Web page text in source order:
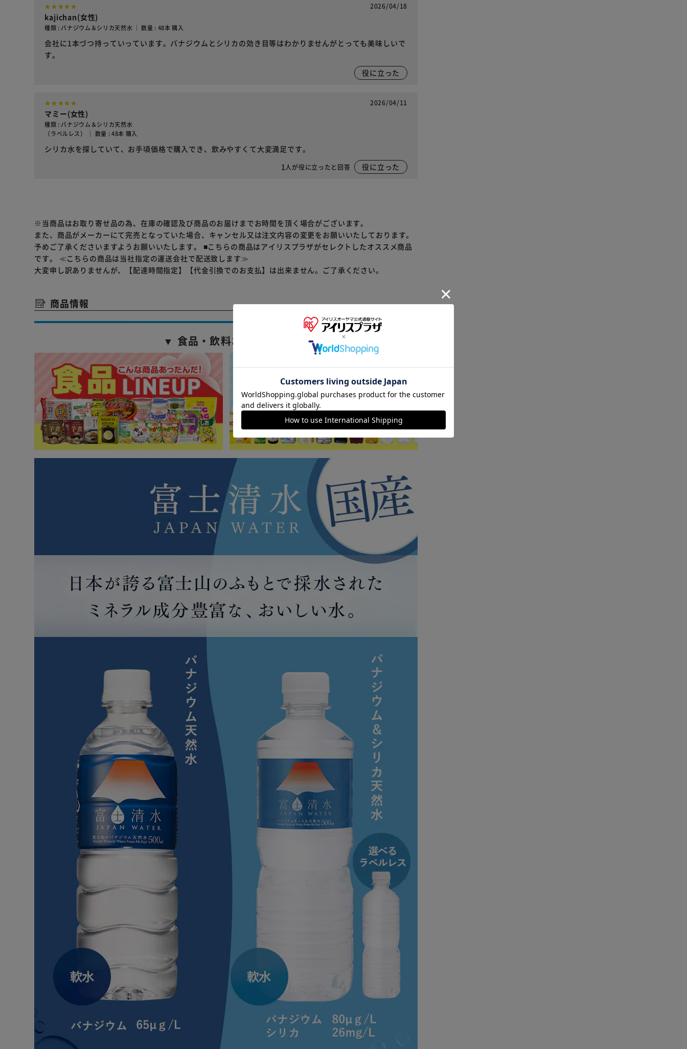
2026/04/18
kajichan(女性)
種類 : バナジウム＆シリカ天然水 ｜ 数量 : 48本 購入
会社に1本づつ持っていっています。バナジウムとシリカの効き目等はわかりませんがとっても美味しいで
す。
役に立った
2026/04/11
マミー(女性)
種類 : バナジウム＆シリカ天然水
（ラベルレス） ｜ 数量 : 48本 購入
シリカ水を探していて、お手頃価格で購入でき、飲みやすくて大変満足です。
1人が役に立ったと回答 役に立った
※当商品はお取り寄せ品の為、在庫の確認及び商品のお届けまでお時間を頂く場合がございます。
また、商品がメーカーにて完売となっていた場合、キャンセル又は注文内容の変更をお願いいたしております。
予めご了承くださいますようお願いいたします。 ■こちらの商品はアイリスプラザがセレクトしたオススメ商品
です。 ≪こちらの商品は当社指定の運送会社で配送致します≫
大変申し訳ありませんが、【配達時間指定】【代金引換でのお支払】は出来ません。ご了承ください。
商品情報
▼ 食品・飲料おすすめ ▼※ご確認ください